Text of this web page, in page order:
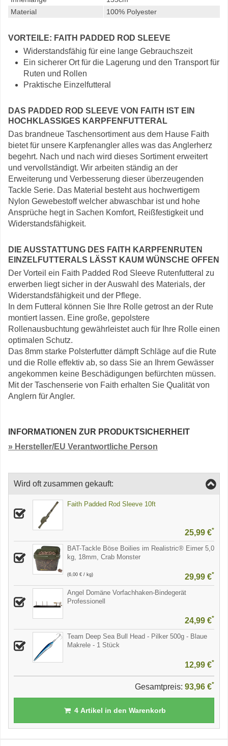
Material
100% Polyester
VORTEILE: FAITH PADDED ROD SLEEVE
Widerstandsfähig für eine lange Gebrauchszeit
Ein sicherer Ort für die Lagerung und den Transport für
Ruten und Rollen
Praktische Einzelfutteral
DAS PADDED ROD SLEEVE VON FAITH IST EIN
HOCHKLASSIGES KARPFENFUTTERAL
Das brandneue Taschensortiment aus dem Hause Faith
bietet für unsere Karpfenangler alles was das Anglerherz
begehrt. Nach und nach wird dieses Sortiment erweitert
und vervollständigt. Wir arbeiten ständig an der
Erweiterung und Verbesserung dieser überzeugenden
Tackle Serie. Das Material besteht aus hochwertigem
Nylon Gewebestoff welcher abwaschbar ist und hohe
Ansprüche hegt in Sachen Komfort, Reißfestigkeit und
Widerstandsfähigkeit.
DIE AUSSTATTUNG DES FAITH KARPFENRUTEN
EINZELFUTTERALS LÄSST KAUM WÜNSCHE OFFEN
Der Vorteil ein Faith Padded Rod Sleeve Rutenfutteral zu
erwerben liegt sicher in der Auswahl des Materials, der
Widerstandsfähigkeit und der Pflege.
In dem Futteral können Sie Ihre Rolle getrost an der Rute
montiert lassen. Eine große, gepolstere
Rollenausbuchtung gewährleistet auch für Ihre Rolle einen
optimalen Schutz.
Das 8mm starke Polsterfutter dämpft Schläge auf die Rute
und die Rolle effektiv ab, so dass Sie an Ihrem Gewässer
angekommen keine Beschädigungen befürchten müssen.
Mit der Taschenserie von Faith erhalten Sie Qualität von
Anglern für Angler.
INFORMATIONEN ZUR PRODUKTSICHERHEIT
» Hersteller/EU Verantwortliche Person
Wird oft zusammen gekauft:
Faith Padded Rod Sleeve 10ft
25,99 €*
BAT-Tackle Böse Boilies im Realistric® Eimer 5,0
kg, 18mm, Crab Monster
(6,00 € / kg) 29,99 €*
Angel Domäne Vorfachhaken-Bindegerät
Professionell
24,99 €*
Team Deep Sea Bull Head - Pilker 500g - Blaue
Makrele - 1 Stück
12,99 €*
Gesamtpreis: 93,96 €*
4Artikel in den Warenkorb